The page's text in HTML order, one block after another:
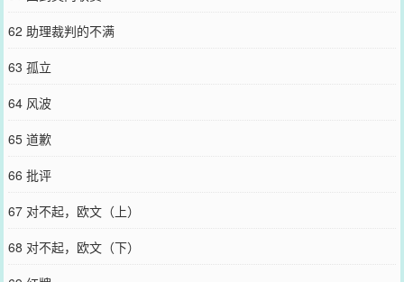
62 助理裁判的不满
63 孤立
64 风波
65 道歉
66 批评
67 对不起，欧文（上）
68 对不起，欧文（下）